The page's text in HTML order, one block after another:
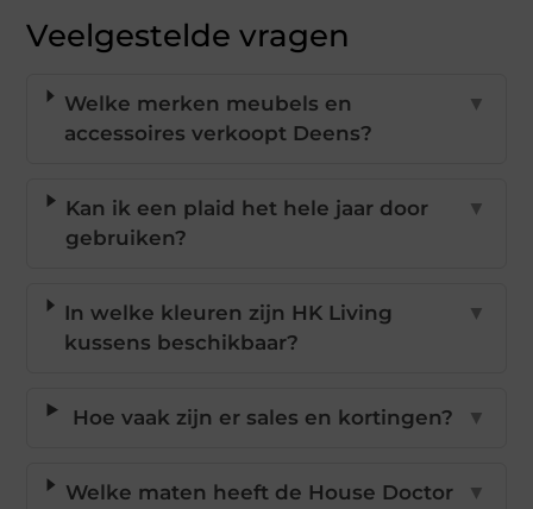
Veelgestelde vragen
Welke merken meubels en
accessoires verkoopt Deens?
▼
Kan ik een plaid het hele jaar door
gebruiken?
▼
In welke kleuren zijn HK Living
kussens beschikbaar?
▼
Hoe vaak zijn er sales en kortingen? ▼
Welke maten heeft de House Doctor
▼